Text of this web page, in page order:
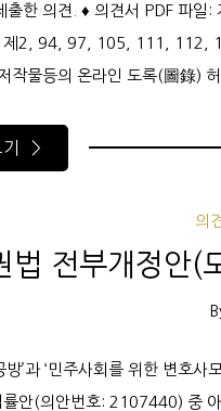
출한 의견. ♦ 의견서 PDF 파일:
제2, 94, 97, 105, 111, 112,
작물등의 온라인 도록(圖錄)
기 >
의
법 전부개정안(
방’과 ‘민주사회를 위한 변호
률안(의안번호: 2107440) 중